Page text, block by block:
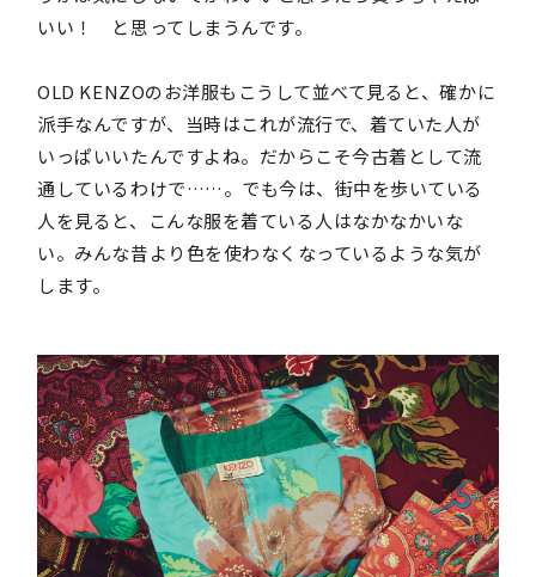
いい！ と思ってしまうんです。
OLD KENZOのお洋服もこうして並べて見ると、確かに
派手なんですが、当時はこれが流行で、着ていた人が
いっぱいいたんですよね。だからこそ今古着として流
通しているわけで……。でも今は、街中を歩いている
人を見ると、こんな服を着ている人はなかなかいな
い。みんな昔より色を使わなくなっているような気が
します。